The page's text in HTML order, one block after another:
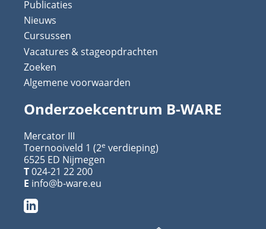
Publicaties
Nieuws
Cursussen
Vacatures & stageopdrachten
Zoeken
Algemene voorwaarden
Onderzoekcentrum B-WARE
Mercator III
Toernooiveld 1 (2e verdieping)
6525 ED Nijmegen
T024-21 22 200
E info@b-ware.eu